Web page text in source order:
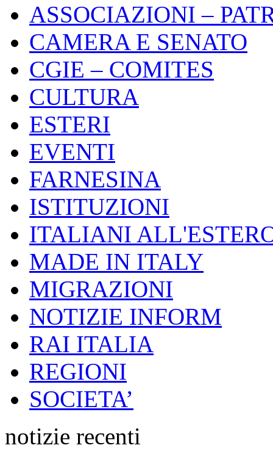
ASSOCIAZIONI –
CAMERA E SENATO
CGIE – COMITES
CULTURA
ESTERI
EVENTI
FARNESINA
ISTITUZIONI
ITALIANI
MADE IN ITALY
MIGRAZIONI
NOTIZIE INFORM
RAI ITALIA
REGIONI
SOCIETA’
notizie recenti